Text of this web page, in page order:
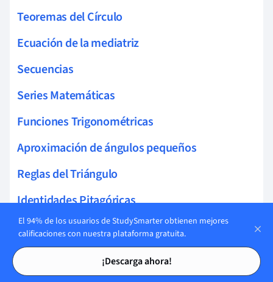
Tarjetas de estudio
Tarjetas de estudio
Teoremas del Círculo
Ecuación de la mediatriz
Secuencias
Series Matemáticas
Funciones Trigonométricas
Aproximación de ángulos pequeños
Reglas del Triángulo
Identidades Pitagóricas
Exponenciales y Logaritmos
Logaritmo Natural
El 94% de los usuarios de StudySmarter obtienen mejores
calificaciones con nuestra plataforma gratuita.
¡Descarga ahora!